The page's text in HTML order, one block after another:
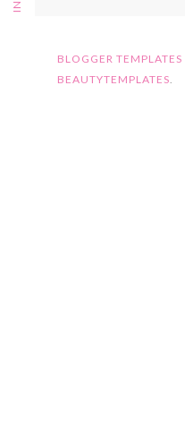
BLOGGER TEMPLATES
BEAUTYTEMPLATES.